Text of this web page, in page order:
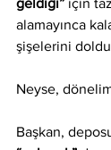
alamayınca
şişelerini
Neyse,
Başkan,